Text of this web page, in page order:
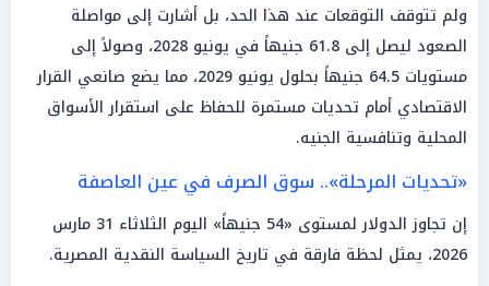
ولم تتوقف التوقعات عند هذا الحد، بل أشارت إلى مواصلة
الصعود ليصل إلى 61.8 جنيهاً في يونيو 2028، وصولاً إلى
مستويات 64.5 جنيهاً بحلول يونيو 2029، مما يضع صانعي القرار
الاقتصادي أمام تحديات مستمرة للحفاظ على استقرار الأسواق
المحلية وتنافسية الجنيه.
«تحديات المرحلة».. سوق الصرف في عين العاصفة
إن تجاوز الدولار لمستوى «54 جنيهاً» اليوم الثلاثاء 31 مارس
2026، يمثل لحظة فارقة في تاريخ السياسة النقدية المصرية.